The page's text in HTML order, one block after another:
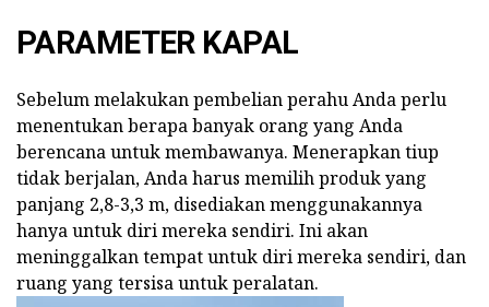
PARAMETER KAPAL
Sebelum melakukan pembelian perahu Anda perlu
menentukan berapa banyak orang yang Anda
berencana untuk membawanya. Menerapkan tiup
tidak berjalan, Anda harus memilih produk yang
panjang 2,8-3,3 m, disediakan menggunakannya
hanya untuk diri mereka sendiri. Ini akan
meninggalkan tempat untuk diri mereka sendiri, dan
ruang yang tersisa untuk peralatan.